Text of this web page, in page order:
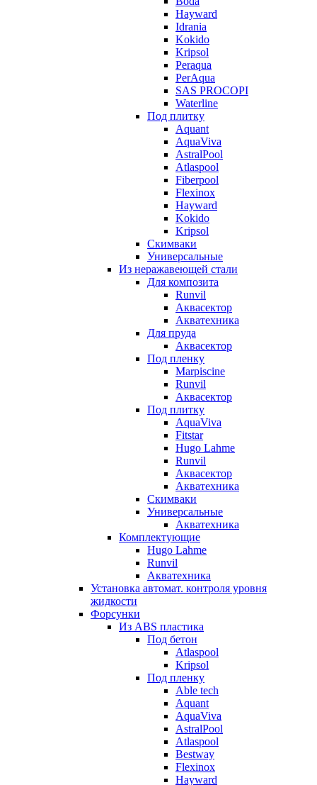
Hayward
Idrania
Kokido
Kripsol
Peraqua
PerAqua
SAS PROCOPI
Waterline
Под плитку
Aquant
AquaViva
AstralPool
Atlaspool
Fiberpool
Flexinox
Hayward
Kokido
Kripsol
Скимваки
Универсальные
Из неражавеющей стали
Для композита
Runvil
Аквасектор
Акватехника
Для пруда
Аквасектор
Под пленку
Marpiscine
Runvil
Аквасектор
Под плитку
AquaViva
Fitstar
Hugo Lahme
Runvil
Аквасектор
Акватехника
Скимваки
Универсальные
Акватехника
Комплектующие
Hugo Lahme
Runvil
Акватехника
Установка автомат. контроля уровня
жидкости
Форсунки
Из ABS пластика
Под бетон
Atlaspool
Kripsol
Под пленку
Able tech
Aquant
AquaViva
AstralPool
Atlaspool
Bestway
Flexinox
Hayward